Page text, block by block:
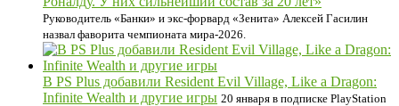
Руководитель «Банки» и экс-форвард «Зенита» Алексей Гасилин
назвал фаворита чемпионата мира-2026.
В PS Plus добавили Resident Evil Village, Like a Dragon:
Infinite Wealth и другие игры 20 января в подписке PlayStation